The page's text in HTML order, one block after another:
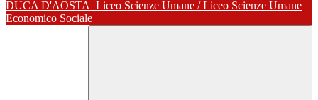
DUCA D'AOSTA Liceo Scienze Umane / Liceo Scienze Umane
Economico Sociale